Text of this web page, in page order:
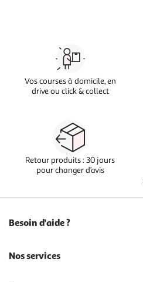
Vos courses à domicile, en
drive ou click & collect
Retour produits : 30 jours
pour changer d’avis
Besoin d'aide ?
Nos services